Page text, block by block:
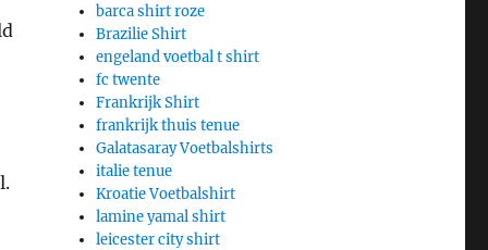
barca shirt roze
Brazilie Shirt
engeland voetbal t shirt
fc twente
Frankrijk Shirt
frankrijk thuis tenue
Galatasaray Voetbalshirts
italie tenue
Kroatie Voetbalshirt
lamine yamal shirt
leicester city shirt